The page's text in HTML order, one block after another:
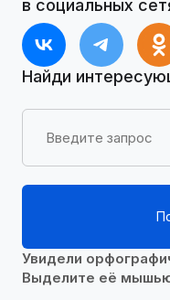
в социальных
Найди
Увидели
Выделите её